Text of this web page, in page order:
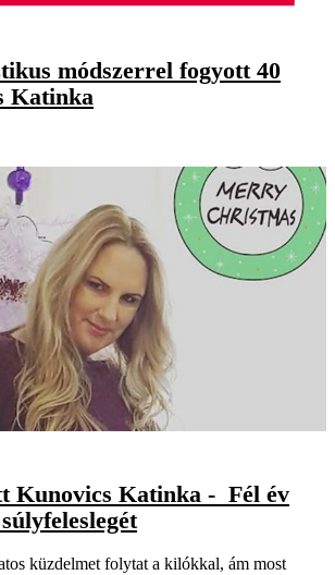
módszerrel fogyott 40
Katinka
Kunovics Katinka - Fél év
küzdelmet folytat a kilókkal, ám most